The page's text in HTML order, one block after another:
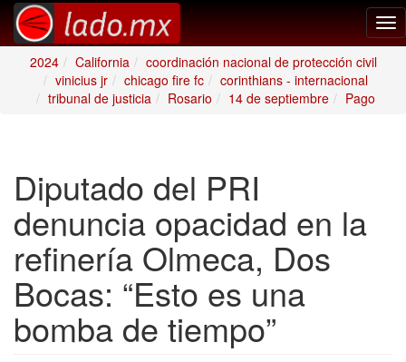
2024
California
coordinación nacional de protección civil
vinicius jr
chicago fire fc
corinthians - internacional
tribunal de justicia
Rosario 14 de septiembre Pago
Diputado del PRI
denuncia opacidad en la
refinería Olmeca, Dos
Bocas: “Esto es una
bomba de tiempo”